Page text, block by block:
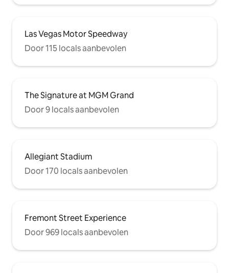
Las Vegas Motor Speedway
Door 115 locals aanbevolen
The Signature at MGM Grand
Door 9 locals aanbevolen
Allegiant Stadium
Door 170 locals aanbevolen
Fremont Street Experience
Door 969 locals aanbevolen